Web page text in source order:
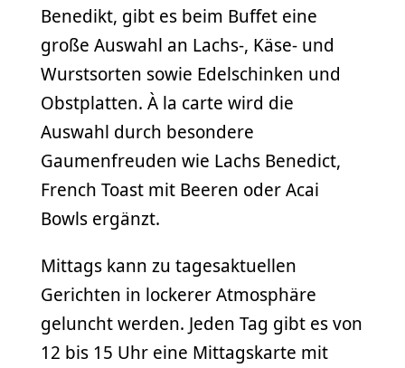
Benedikt, gibt es beim Buffet eine
große Auswahl an Lachs-, Käse- und
Wurstsorten sowie Edelschinken und
Obstplatten. À la carte wird die
Auswahl durch besondere
Gaumenfreuden wie Lachs Benedict,
French Toast mit Beeren oder Acai
Bowls ergänzt.
Mittags kann zu tagesaktuellen
Gerichten in lockerer Atmosphäre
geluncht werden. Jeden Tag gibt es von
12 bis 15 Uhr eine Mittagskarte mit